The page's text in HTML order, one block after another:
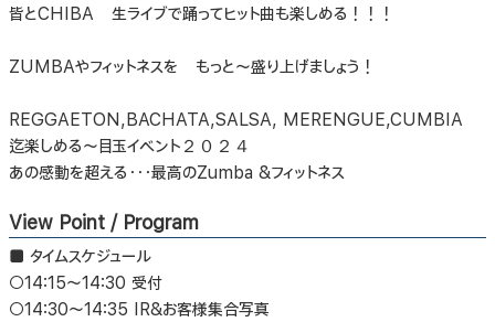
皆とCHIBA 生ライブで踊ってヒット曲も楽しめる！！！
ZUMBAやフィットネスを もっと～盛り上げましょう！
REGGAETON,BACHATA,SALSA, MERENGUE,CUMBIA
迄楽しめる～目玉イベント２０２４
あの感動を超える・・・最高のZumba &フィットネス
View Point / Program
■ タイムスケジュール
○14:15～14:30 受付
○14:30～14:35 IR&お客様集合写真